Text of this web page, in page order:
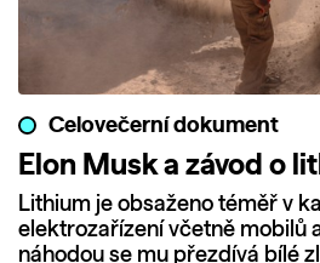
Celovečerní dokument
Elon Musk a závod o
Lithium je obsaženo téměř v
elektrozařízení včetně mobilů
náhodou se mu přezdívá bílé